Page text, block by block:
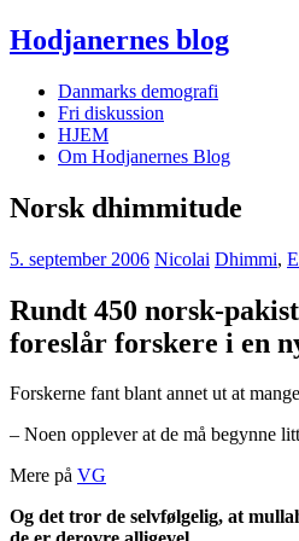
Hodjanernes blog
Danmarks demografi
Fri diskussion
HJEM
Om Hodjanernes Blog
Norsk dhimmitude
5. september 2006 Nicolai Dhimmi,
Rundt 450 norsk-
foreslår forskere i en
Forskerne fant blant annet ut at
– Noen opplever at de må begynne
Mere på VG
Og det tror de selvfølgelig, at